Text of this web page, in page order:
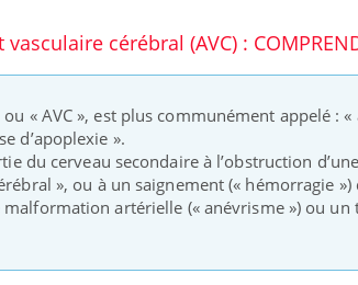
cérébral (AVC) :
« AVC », est plus communément appelé :
d’apoplexie ».
du cerveau secondaire à l’obstruction
», ou à un saignement (« hémorragie »)
artérielle (« anévrisme ») ou un
en fer : comprendre pour
irritabilité, brouillard mental ou
alopécie… Les symptômes de la
en fer sont multiples ce qui la rend
En
reste